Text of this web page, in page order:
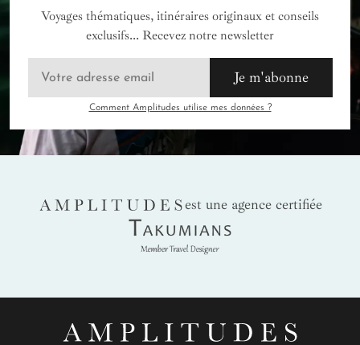
Voyages thématiques, itinéraires originaux et conseils
exclusifs... Recevez notre newsletter
Je m'abonne
Comment Amplitudes utilise mes données ?
AMPLITUDES
est une agence certifiée
Takumians